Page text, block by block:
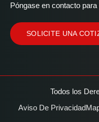
Póngase en contacto
SOLICITE UNA
Todos los
Aviso De Privacidad